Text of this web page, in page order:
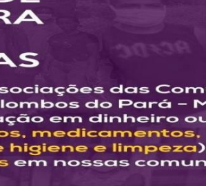
Cassinos Online
Cassinos Online Confiáveis
Notícias
mídia sobre quilombolas e
19 em nossos sistema. Exibindo
pesca e venda de peixes